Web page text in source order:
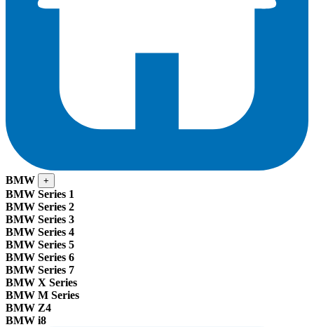
BMW +
BMW Series 1
BMW Series 2
BMW Series 3
BMW Series 4
BMW Series 5
BMW Series 6
BMW Series 7
BMW X Series
BMW M Series
BMW Z4
BMW i8